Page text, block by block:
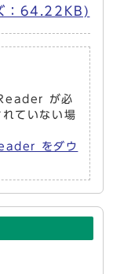
：64.22KB)
が必
ていない場
をダウ